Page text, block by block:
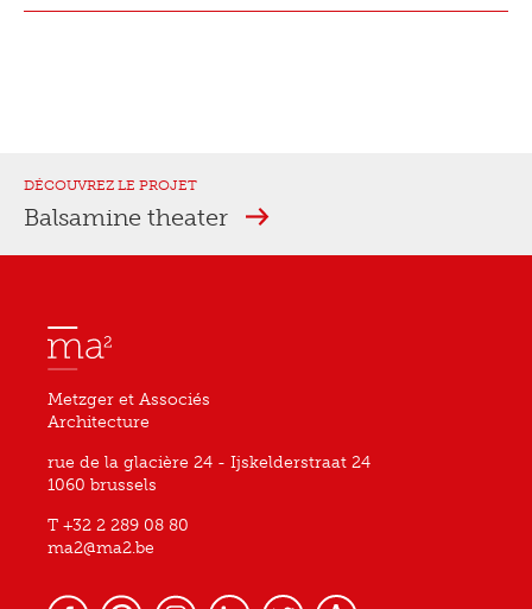
DÉCOUVREZ LE PROJET
Balsamine theater
Metzger et Associés
Architecture
rue de la glacière 24 - Ijskelderstraat 24
1060 brussels
T +32 2 289 08 80
ma2@ma2.be